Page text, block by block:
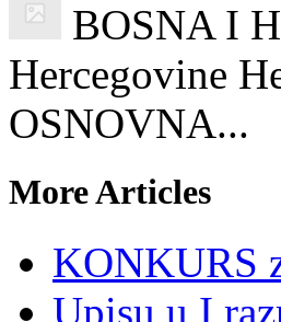
BOSNA I
Hercegovine
OSNOVNA...
More Articles
KONKURS
Upisu u I